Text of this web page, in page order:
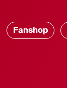
Fanshop